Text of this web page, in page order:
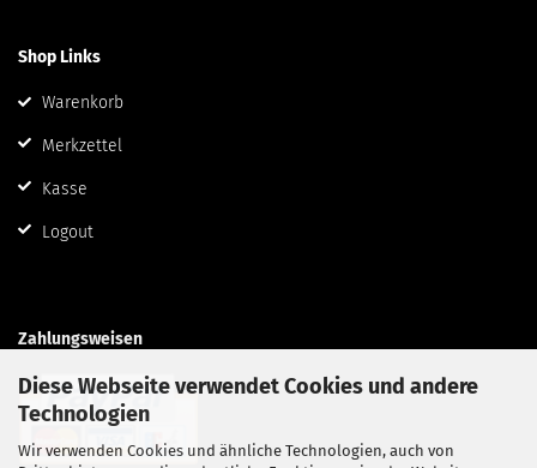
Diese Webseite verwendet Cookies und andere
Technologien
Wir verwenden Cookies und ähnliche Technologien, auch von
Shop Links
Warenkorb
Merkzettel
Kasse
Logout
Zahlungsweisen